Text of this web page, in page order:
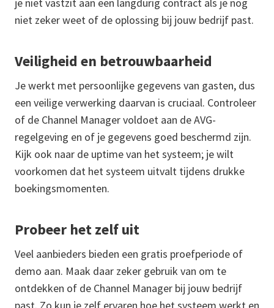
je niet vastzit aan een langdurig contract als je nog
niet zeker weet of de oplossing bij jouw bedrijf past.
Veiligheid en betrouwbaarheid
Je werkt met persoonlijke gegevens van gasten, dus
een veilige verwerking daarvan is cruciaal. Controleer
of de Channel Manager voldoet aan de AVG-
regelgeving en of je gegevens goed beschermd zijn.
Kijk ook naar de uptime van het systeem; je wilt
voorkomen dat het systeem uitvalt tijdens drukke
boekingsmomenten.
Probeer het zelf uit
Veel aanbieders bieden een gratis proefperiode of
demo aan. Maak daar zeker gebruik van om te
ontdekken of de Channel Manager bij jouw bedrijf